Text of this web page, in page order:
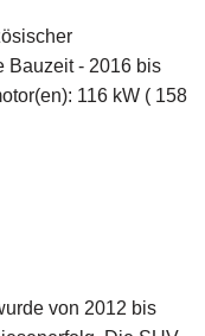
Bauzeit - 2016 bis
116 kW ( 158
von 2012 bis